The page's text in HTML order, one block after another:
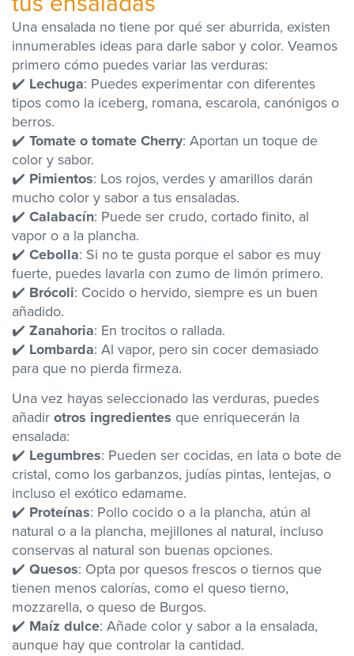
Una ensalada no tiene por qué ser aburrida, existen
innumerables ideas para darle sabor y color. Veamos
primero cómo puedes variar las verduras:
✔️ Lechuga: Puedes experimentar con diferentes
tipos como la iceberg, romana, escarola, canónigos o
berros.
✔️ Tomate o tomate Cherry: Aportan un toque de
color y sabor.
✔️ Pimientos: Los rojos, verdes y amarillos darán
mucho color y sabor a tus ensaladas.
✔️ Calabacín: Puede ser crudo, cortado finito, al
vapor o a la plancha.
✔️ Cebolla: Si no te gusta porque el sabor es muy
fuerte, puedes lavarla con zumo de limón primero.
✔️ Brócoli: Cocido o hervido, siempre es un buen
añadido.
✔️ Zanahoria: En trocitos o rallada.
✔️ Lombarda: Al vapor, pero sin cocer demasiado
para que no pierda firmeza.
Una vez hayas seleccionado las verduras, puedes
añadir otros ingredientes que enriquecerán la
ensalada:
✔️ Legumbres: Pueden ser cocidas, en lata o bote de
cristal, como los garbanzos, judías pintas, lentejas, o
incluso el exótico edamame.
✔️ Proteínas: Pollo cocido o a la plancha, atún al
natural o a la plancha, mejillones al natural, incluso
conservas al natural son buenas opciones.
✔️ Quesos: Opta por quesos frescos o tiernos que
tienen menos calorías, como el queso tierno,
mozzarella, o queso de Burgos.
✔️ Maíz dulce: Añade color y sabor a la ensalada,
aunque hay que controlar la cantidad.